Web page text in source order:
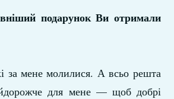
подарунок Ви отримали
за мене молилися. А всьо решта
для мене — щоб добрі